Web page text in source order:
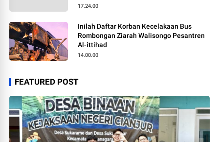
17.24.00
Inilah Daftar Korban Kecelakaan Bus
Rombongan Ziarah Walisongo Pesantren
Al-ittihad
14.00.00
FEATURED POST